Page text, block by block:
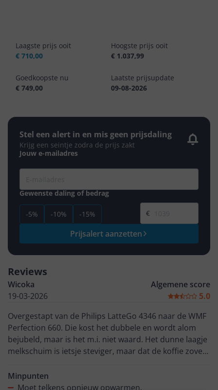
Laagste prijs ooit
€ 710,00
Hoogste prijs ooit
€ 1.037,99
Goedkoopste nu
€ 749,00
Laatste prijsupdate
09-08-2026
Stel een alert in en mis geen prijsdaling
Krijg een seintje zodra de prijs zakt
Jouw e-mailadres
Gewenste daling of bedrag
-5% -10% -15%
Gewenste prijs
€
Prijsalert aanzetten
Reviews
Wicoka
19-03-2026
Algemene score
5.0
Overgestapt van de Philips LatteGo 4346 naar de WMF
Perfection 660. Die kost het dubbele en wordt alom
bejubeld, maar is het m.i. niet waard. Het dunne laagje
melkschuim is ietsje steviger, maar dat de koffie zoveel
of melkschuim, moeten de boilers opnieuw
opgewarmd worden. Dat zal vast stroom besparen,
Minpunten
Moet telkens opnieuw opwarmen.